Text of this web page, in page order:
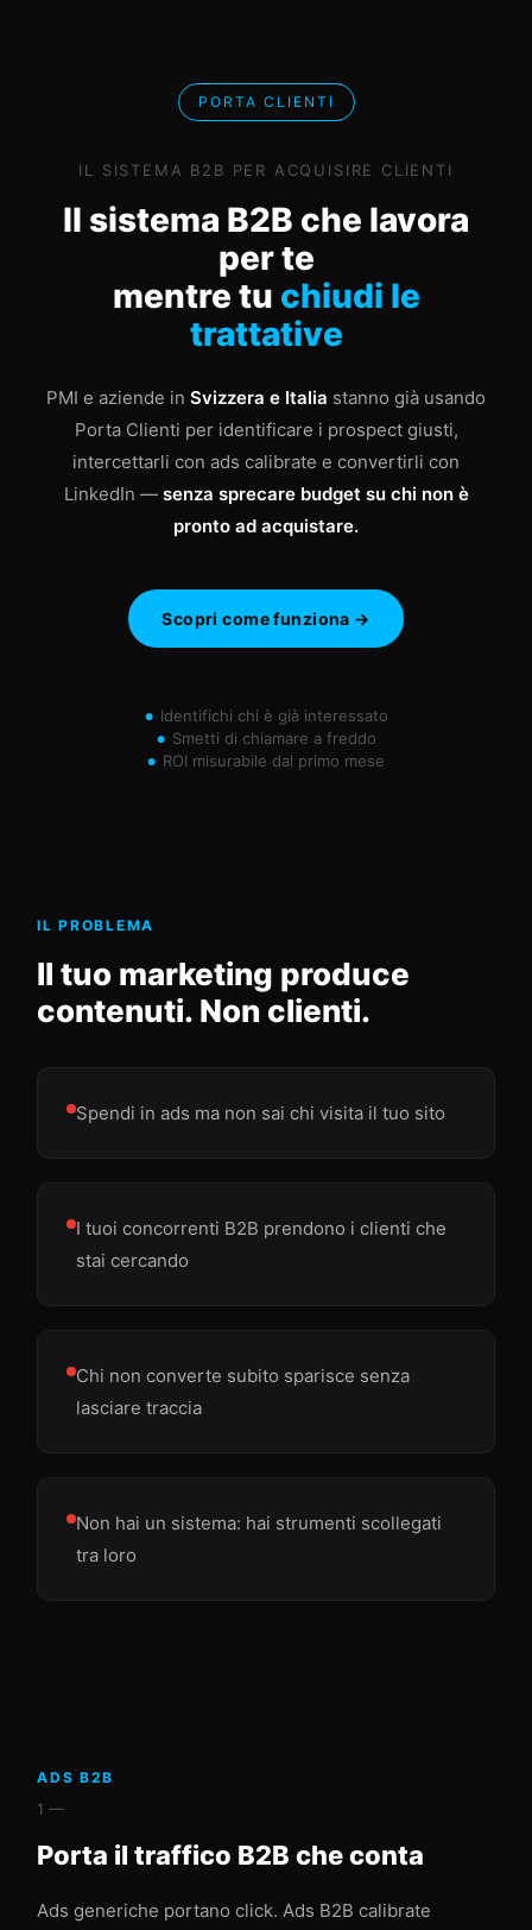
PORTA CLIENTI
IL SISTEMA B2B PER ACQUISIRE CLIENTI
Il sistema B2B che lavora
per te
mentre tu chiudi le
trattative
PMI e aziende in Svizzera e Italia stanno già usando
Porta Clienti per identificare i prospect giusti,
intercettarli con ads calibrate e convertirli con
LinkedIn — senza sprecare budget su chi non è
pronto ad acquistare.
Scopri come funziona →
Identifichi chi è già interessato
Smetti di chiamare a freddo
ROI misurabile dal primo mese
IL PROBLEMA
Il tuo marketing produce
contenuti. Non clienti.
Spendi in ads ma non sai chi visita il tuo sito
I tuoi concorrenti B2B prendono i clienti che
stai cercando
Chi non converte subito sparisce senza
lasciare traccia
Non hai un sistema: hai strumenti scollegati
tra loro
ADS B2B
1 —
Porta il traffico B2B che conta
Ads generiche portano click. Ads B2B calibrate